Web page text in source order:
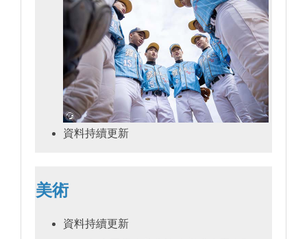
資料持續更新
美術
資料持續更新